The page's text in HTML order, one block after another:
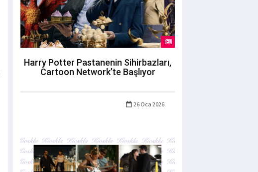
Harry Potter Pastanenin Sihirbazları,
Cartoon Network’te Başlıyor
26 Oca 2026